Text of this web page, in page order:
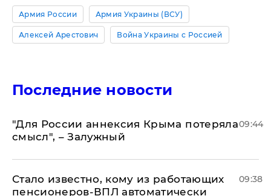
Армия России Армия Украины (ВСУ)
Алексей Арестович Война Украины с Россией
Последние новости
"Для России аннексия Крыма потеряла
смысл", – Залужный
09:44
Стало известно, кому из работающих
пенсионеров-ВПЛ автоматически
09:38